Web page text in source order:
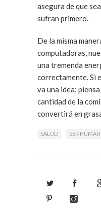
asegura de que
sufran primero.
De la misma
computadoras,
una tremenda
correctamente. Si
va una idea:
cantidad de la
convertirá en
SALUD SER